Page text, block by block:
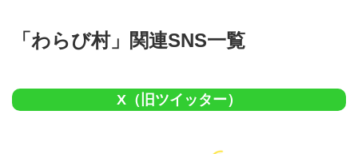
「わらび村」関連SNS一覧
X（旧ツイッター）